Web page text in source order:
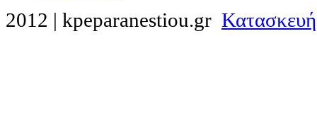
2012 | kpeparanestiou.gr Κατασκευή